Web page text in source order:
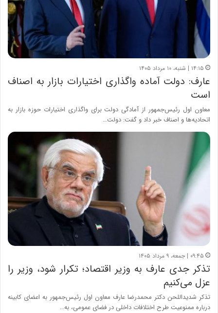
۱۴:۱۵ | شنبه، ۱۰ مرداد ۱۴۰۵
عارف: دولت آماده واگذاری اختیارات بازار به اصناف
است
معاون اول رئیس‌جمهور از آمادگی دولت برای واگذاری اختیارات حوزه بازار به
اتحادیه‌ها و اصناف خبر داد و گفت: دولت…
۰۹:۴۵ | جمعه، ۹ مرداد ۱۴۰۵
تذکر جدی عارف به وزیر اقتصاد؛ تکرار شود، وزیر را
عزل می‌کنیم
تذکر شدیداللحن دکتر محمدرضا عارف معاون اول رئیس‌جمهور به اعضای کابینه
درباره ممنوعیت طرح اختلافات داخلی در فضای عمومی، به…